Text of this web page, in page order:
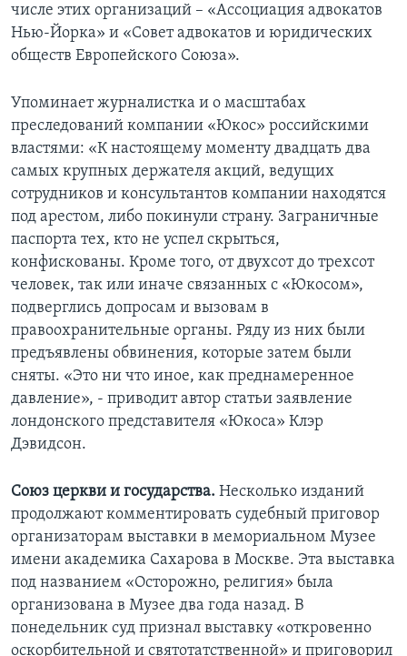
числе этих организаций – «Ассоциация адвокатов
Нью-Йорка» и «Совет адвокатов и юридических
обществ Европейского Союза».
Упоминает журналистка и о масштабах
преследований компании «Юкос» российскими
властями: «К настоящему моменту двадцать два
самых крупных держателя акций, ведущих
сотрудников и консультантов компании находятся
под арестом, либо покинули страну. Заграничные
паспорта тех, кто не успел скрыться,
конфискованы. Кроме того, от двухсот до трехсот
человек, так или иначе связанных с «Юкосом»,
подверглись допросам и вызовам в
правоохранительные органы. Ряду из них были
предъявлены обвинения, которые затем были
сняты. «Это ни что иное, как преднамеренное
давление», - приводит автор статьи заявление
лондонского представителя «Юкоса» Клэр
Дэвидсон.
Союз церкви и государства. Несколько изданий
продолжают комментировать судебный приговор
организаторам выставки в мемориальном Музее
имени академика Сахарова в Москве. Эта выставка
под названием «Осторожно, религия» была
организована в Музее два года назад. В
понедельник суд признал выставку «откровенно
оскорбительной и святотатственной» и приговорил